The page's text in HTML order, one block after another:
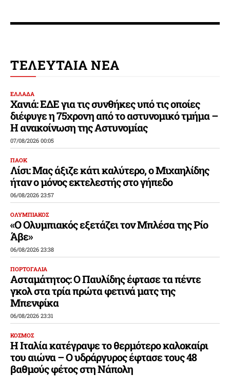
ΤΕΛΕΥΤΑΙΑ ΝΕΑ
ΕΛΛΑΔΑ
Χανιά: ΕΔΕ για τις συνθήκες υπό τις οποίες
διέφυγε η 75χρονη από το αστυνομικό τμήμα –
Η ανακοίνωση της Αστυνομίας
07/08/2026 00:05
ΠΑΟΚ
Λίσι: Μας άξιζε κάτι καλύτερο, ο Μιχαηλίδης
ήταν ο μόνος εκτελεστής στο γήπεδο
06/08/2026 23:57
ΟΛΥΜΠΙΑΚΟΣ
«Ο Ολυμπιακός εξετάζει τον Μπλέσα της Ρίο
Άβε»
06/08/2026 23:38
ΠΟΡΤΟΓΑΛΙΑ
Ασταμάτητος: Ο Παυλίδης έφτασε τα πέντε
γκολ στα τρία πρώτα φετινά ματς της
Μπενφίκα
06/08/2026 23:31
ΚΟΣΜΟΣ
Η Ιταλία κατέγραψε το θερμότερο καλοκαίρι
του αιώνα – Ο υδράργυρος έφτασε τους 48
βαθμούς φέτος στη Νάπολη